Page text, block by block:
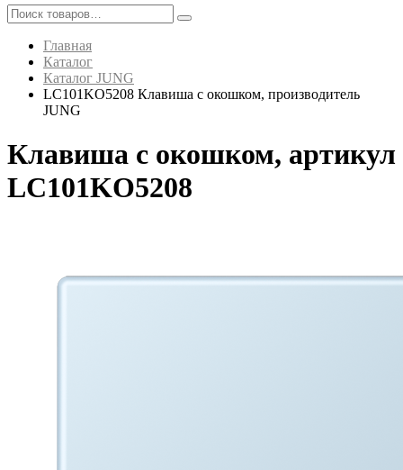
Главная
Каталог
Каталог JUNG
LC101KO5208 Клавиша с окошком, производитель
JUNG
Клавиша с окошком, артикул
LC101KO5208